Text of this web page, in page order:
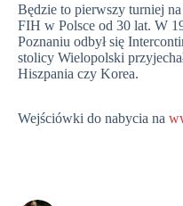
Będzie to pierwszy turniej
FIH w Polsce od 30 lat. W
Poznaniu odbył się
stolicy Wielopolski
Hiszpania czy Korea.
Wejściówki do nabycia na